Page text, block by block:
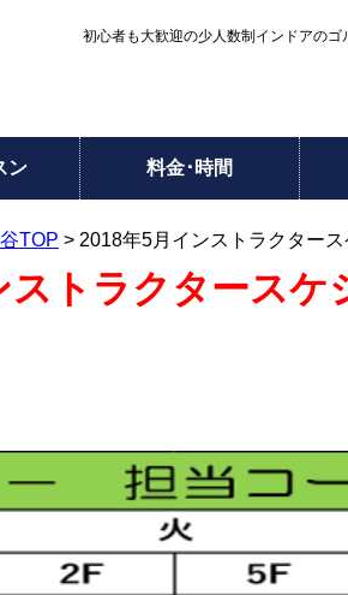
初心者も大歓迎の少人数制インドアの
ン 料金･時間
TOP > 2018年5月インストラクター
トラクタースケ